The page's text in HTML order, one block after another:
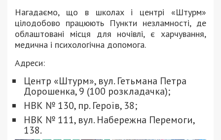
Нагадаємо, що в школах і центрі «Штурм»
цілодобово працюють Пункти незламності, де
облаштовані місця для ночівлі, є харчування,
медична і психологічна допомога.
Адреси:
Центр «Штурм», вул. Гетьмана Петра
Дорошенка, 9 (100 розкладачка);
НВК № 130, пр. Героїв, 38;
НВК № 111, вул. Набережна Перемоги,
138.